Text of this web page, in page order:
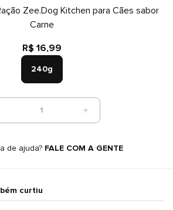
Zee.Dog Kitchen para Cães sabor
Carne
R$ 16,99
240g
1
de ajuda? FALE COM A GENTE
curtiu